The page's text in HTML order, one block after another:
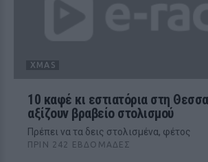
XMAS
10 καφέ κι εστιατόρια στη
αξίζουν βραβείο στολισμού
Πρέπει να τα δεις στολισμένα, φέτος
ΠΡΙΝ 242 ΕΒΔΟΜΆΔΕΣ